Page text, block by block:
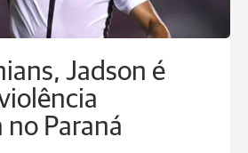
Jadson é
Paraná